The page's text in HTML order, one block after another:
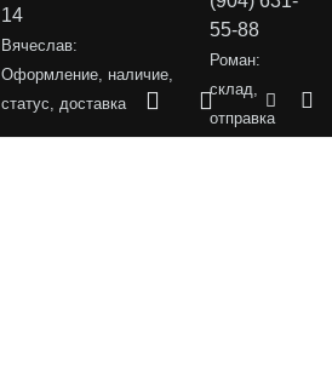
14
Вячеслав:
Оформление, наличие,
статус, доставка
55-88
Роман:
склад,
отправка